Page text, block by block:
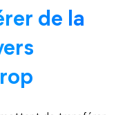
de la